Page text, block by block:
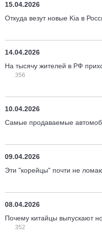
15.04.2026
Откуда везут новые Kia в
14.04.2026
На тысячу жителей в РФ
356
10.04.2026
Самые продаваемые
09.04.2026
Эти "корейцы" почти не
08.04.2026
Почему китайцы выпускают
352